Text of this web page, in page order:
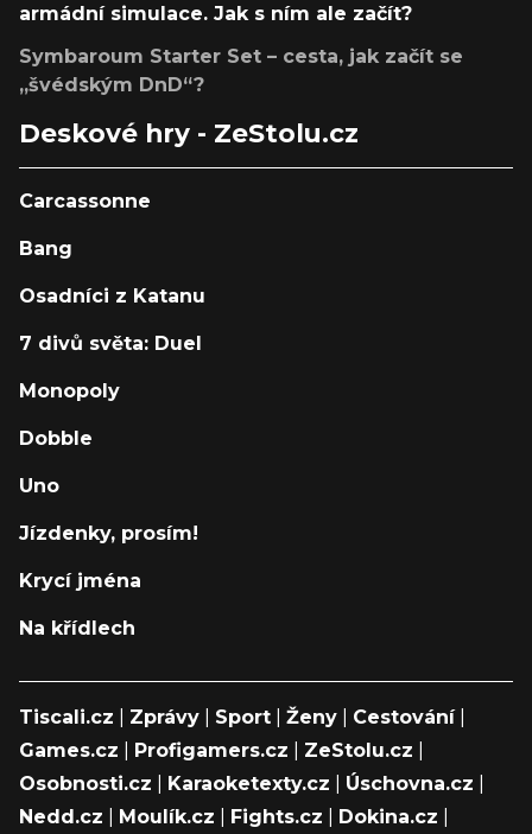
armádní simulace. Jak s ním ale začít?
Symbaroum Starter Set – cesta, jak začít se
„švédským DnD“?
Deskové hry - ZeStolu.cz
Carcassonne
Bang
Osadníci z Katanu
7 divů světa: Duel
Monopoly
Dobble
Uno
Jízdenky, prosím!
Krycí jména
Na křídlech
Tiscali.cz Zprávy Sport Ženy Cestování|
Games.cz
Profigamers.cz ZeStolu.cz
Osobnosti.cz
Karaoketexty.cz Úschovna.cz
Nedd.cz
Moulík.cz Fights.cz Dokina.cz